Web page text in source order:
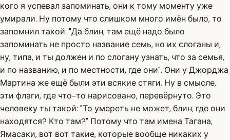
кого я успевал запоминать, они к тому моменту уже
умирали. Ну потому что слишком много имён было, то
запомнил такой: "Да блин, там ещё надо было
запоминать не просто название семь, но их слоганы и,
ну, типа, и ты должен и по слогану узнать, что за семья,
и по названию, и по местности, где они". Они у Джорджа
Мартина же ещё были эти всякие стяги. Ну в смысле,
эти флаги, где что-то нарисовано, перевёрнуто. Это
человеку ты такой: "То умереть не может, блин, где они
находятся? Кто там?" Потому что там имена Тагана,
Ямасаки, вот вот такие, которые вообще никаких у